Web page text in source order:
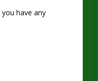
have any